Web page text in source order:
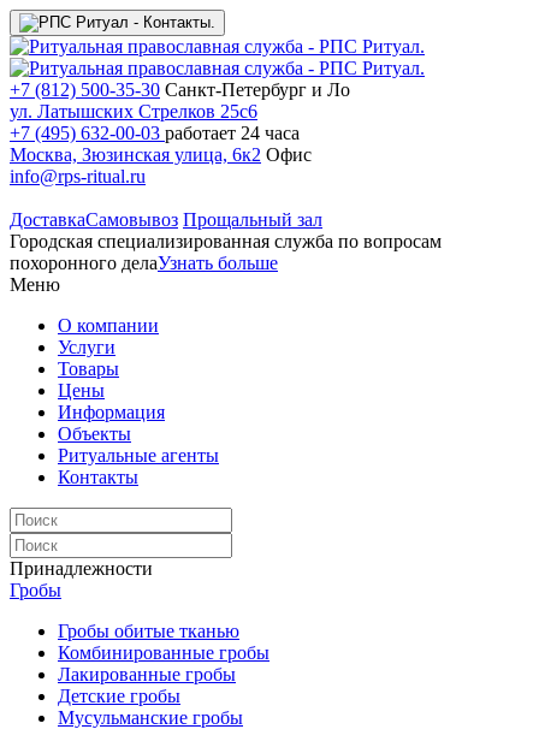
+7 (812) 500-35-30 Санкт-Петербург и Ло
ул. Латышских Стрелков 25с6
+7 (495) 632-00-03 работает 24 часа
Москва, Зюзинская улица, 6к2 Офис
info@rps-ritual.ru
ДоставкаСамовывоз Прощальный зал
Городская специализированная служба по вопросам
похоронного делаУзнать больше
Меню
О компании
Услуги
Товары
Цены
Информация
Объекты
Ритуальные агенты
Контакты
Принадлежности
Гробы
Гробы обитые тканью
Комбинированные гробы
Лакированные гробы
Детские гробы
Мусульманские гробы